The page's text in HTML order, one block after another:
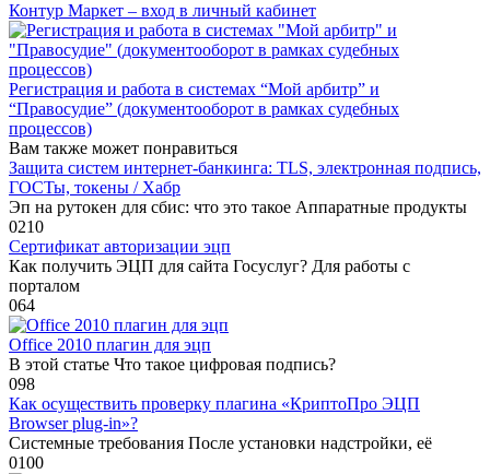
Контур Маркет – вход в личный кабинет
Регистрация и работа в системах “Мой арбитр” и
“Правосудие” (документооборот в рамках судебных
процессов)
Вам также может понравиться
Защита систем интернет-банкинга: TLS, электронная подпись,
ГОСТы, токены / Хабр
Эп на рутокен для сбис: что это такое Аппаратные продукты
0210
Сертификат авторизации эцп
Как получить ЭЦП для сайта Госуслуг? Для работы с
порталом
064
Office 2010 плагин для эцп
В этой статье Что такое цифровая подпись?
098
Как осуществить проверку плагина «КриптоПро ЭЦП
Browser plug-in»?
Системные требования После установки надстройки, её
0100